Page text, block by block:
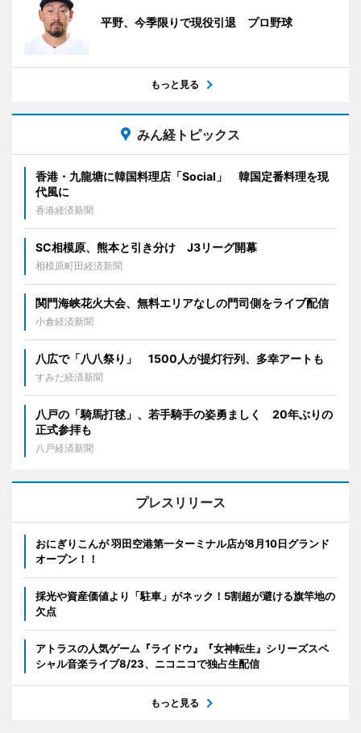
平野、今季限りで現役引退 プロ野球
もっと見る
みん経トピックス
香港・九龍塘に韓国料理店「Social」 韓国定番料理を現
代風に
香港経済新聞
SC相模原、熊本と引き分け J3リーグ開幕
相模原町田経済新聞
関門海峡花火大会、無料エリアなしの門司側をライブ配信
小倉経済新聞
八広で「八八祭り」 1500人が提灯行列、多幸アートも
すみだ経済新聞
八戸の「騎馬打毬」、若手騎手の姿勇ましく 20年ぶりの
正式参拝も
八戸経済新聞
プレスリリース
おにぎりこんが 羽田空港第一ターミナル店が8月10日グランド
オープン！！
採光や資産価値より「駐車」がネック！5割超が避ける旗竿地の
欠点
アトラスの人気ゲーム『ライドウ』『女神転生』シリーズスペ
シャル音楽ライブ8/23、ニコニコで独占生配信
もっと見る